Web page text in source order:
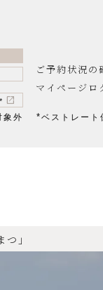
*
ご予約状況の
マイページロ
象外 *ベストレート
」